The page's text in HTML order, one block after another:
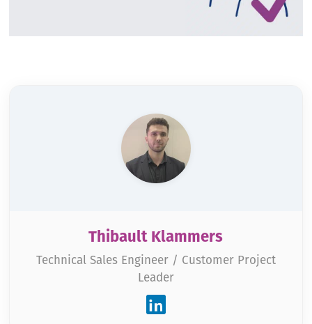
Thibault Klammers
Technical Sales Engineer / Customer Project
Leader